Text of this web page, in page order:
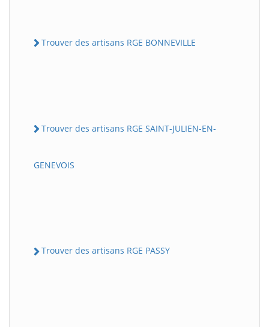
Trouver des artisans RGE BONNEVILLE
Trouver des artisans RGE SAINT-JULIEN-EN-
GENEVOIS
Trouver des artisans RGE PASSY